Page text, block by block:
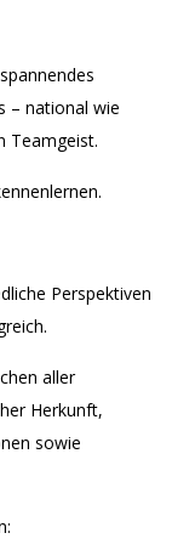
– national wie
Teamgeist.
Perspektiven
aller
Herkunft,
sowie